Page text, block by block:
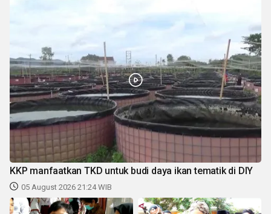
KKP manfaatkan TKD untuk budi daya ikan tematik di DIY
05 August 2026 21:24 WIB